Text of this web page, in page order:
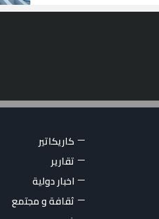
كاريكاتير
تقارير
اخبار دولية
ثقافة و مجتمع